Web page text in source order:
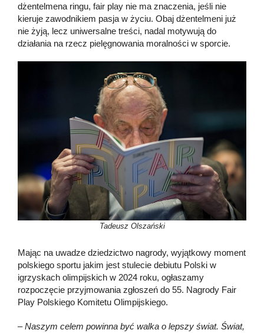
dżentelmena ringu, fair play nie ma znaczenia, jeśli nie
kieruje zawodnikiem pasja w życiu. Obaj dżentelmeni już
nie żyją, lecz uniwersalne treści, nadal motywują do
działania na rzecz pielęgnowania moralności w sporcie.
Tadeusz Olszański
Mając na uwadze dziedzictwo nagrody, wyjątkowy moment
polskiego sportu jakim jest stulecie debiutu Polski w
igrzyskach olimpijskich w 2024 roku, ogłaszamy
rozpoczęcie przyjmowania zgłoszeń do 55. Nagrody Fair
Play Polskiego Komitetu Olimpijskiego.
–Naszym celem powinna być walka o lepszy świat. Świat,